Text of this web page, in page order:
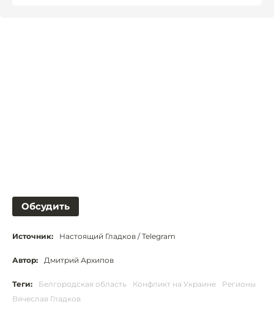
Обсудить
Источник: Настоящий Гладков / Telegram
Автор: Дмитрий Архипов
Теги: Белгородская область Конфликт на Украине
Регионы
Вячеслав Гладков